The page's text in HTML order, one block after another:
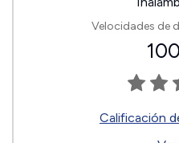
Velocidades de
100
Calificación